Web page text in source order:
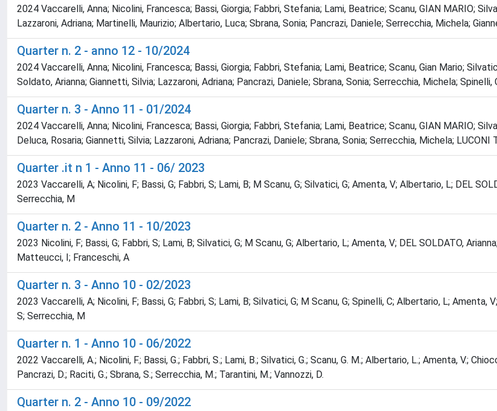
2024 Vaccarelli, Anna; Nicolini, Francesca; Bassi, Giorgia; Fabbri, Stefania; Lami, Beatrice; Scanu, GIAN MARIO;
Lazzaroni, Adriana; Martinelli, Maurizio; Albertario, Luca; Sbrana, Sonia; Pancrazi, Daniele; Serrecchia, Michela;
Quarter n. 2 - anno 12 - 10/2024
2024 Vaccarelli, Anna; Nicolini, Francesca; Bassi, Giorgia; Fabbri, Stefania; Lami, Beatrice; Scanu, Gian Mario;
Soldato, Arianna; Giannetti, Silvia; Lazzaroni, Adriana; Pancrazi, Daniele; Sbrana, Sonia; Serrecchia, Michela; Spinelli,
Quarter n. 3 - Anno 11 - 01/2024
2024 Vaccarelli, Anna; Nicolini, Francesca; Bassi, Giorgia; Fabbri, Stefania; Lami, Beatrice; Scanu, GIAN MARIO;
Deluca, Rosaria; Giannetti, Silvia; Lazzaroni, Adriana; Pancrazi, Daniele; Sbrana, Sonia; Serrecchia, Michela; LUCONI
Quarter .it n 1 - Anno 11 - 06/ 2023
2023 Vaccarelli, A; Nicolini, F; Bassi, G; Fabbri, S; Lami, B; M Scanu, G; Silvatici, G; Amenta, V; Albertario, L; DEL
Serrecchia, M
Quarter n. 2 - Anno 11 - 10/2023
2023 Nicolini, F; Bassi, G; Fabbri, S; Lami, B; Silvatici, G; M Scanu, G; Albertario, L; Amenta, V; DEL SOLDATO,
Matteucci, I; Franceschi, A
Quarter n. 3 - Anno 10 - 02/2023
2023 Vaccarelli, A; Nicolini, F; Bassi, G; Fabbri, S; Lami, B; Silvatici, G; M Scanu, G; Spinelli, C; Albertario, L; Amenta,
S; Serrecchia, M
Quarter n. 1 - Anno 10 - 06/2022
2022 Vaccarelli, A.; Nicolini, F.; Bassi, G.; Fabbri, S.; Lami, B.; Silvatici, G.; Scanu, G. M.; Albertario, L.; Amenta, V.;
Pancrazi, D.; Raciti, G.; Sbrana, S.; Serrecchia, M.; Tarantini, M.; Vannozzi, D.
Quarter n. 2 - Anno 10 - 09/2022